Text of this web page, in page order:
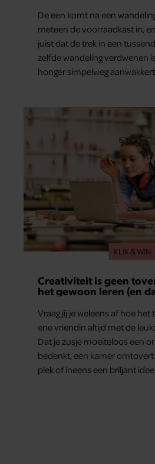
De een komt na een
meteen de voorraadkast in,
juist dat de trek in een
zelfde wandeling verdwenen
honger simpelweg
KLIK & WIN
Creativiteit is geen
het gewoon leren (en
Vraag jij je weleens af hoe
ene vriendin altijd met de
Dat je zusje moeiteloos een
bedenkt, een kamer omtovert
plek of ineens een briljant